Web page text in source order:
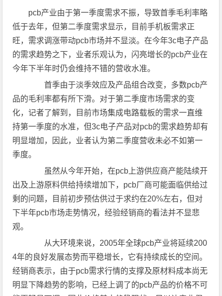
pcb产业由于第一季度需求不振，导致首季毛利率略
低于去年，但第二季度需求显示，目前手机板需求正
旺，需求调涨带动pcb市场并不显淡。在今年3c电子产品
的需求趋势之下，业者乐观认为，闪亮增长的pcb产业在
今年下半年时仍会维持不错的营收水准。
首季由于淡季效应及产品组合改变，多数pcb产
品的毛利率都有所下滑。对于第二季度市场需求的变
化，记者了解到，目前市场集成电路载板的需求一直维
持第一季度的水准，但3c电子产品对pcb的需求趋势却有
明显增加，因此，业者认为第二季度营收未必不如第一
季度。
虽然从今年开始，在pcb上游供应商产能陆续开
出及上游原料供给持续增加下，pcb厂商可能面临供给过
剩的问题，目前初步预估供过于求约在20%左右，但对
下半年pcb市场走势情况，经验经销商的看法并不显悲
观。
从大环境来说，2005年全球pcb产业将延续200
4年的良好发展态势而平稳增长，它有持续成长的空间。
经销商表示，由于pcb需求行情的支撑及原材料成本尚无
明显下降趋势的影响，已经上调了的pcb产品的价格不可